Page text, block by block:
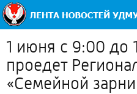
1 июня с 9:00 до
проедет
«Семейной